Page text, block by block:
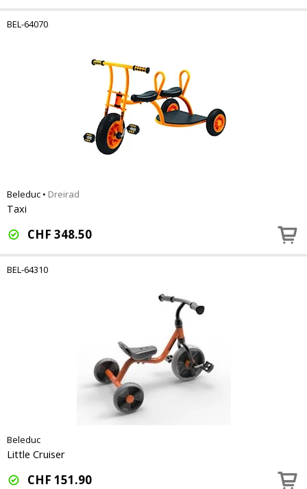
BEL-64070
Beleduc • Dreirad
Taxi
CHF 348.50
BEL-64310
Beleduc
Little Cruiser
CHF 151.90